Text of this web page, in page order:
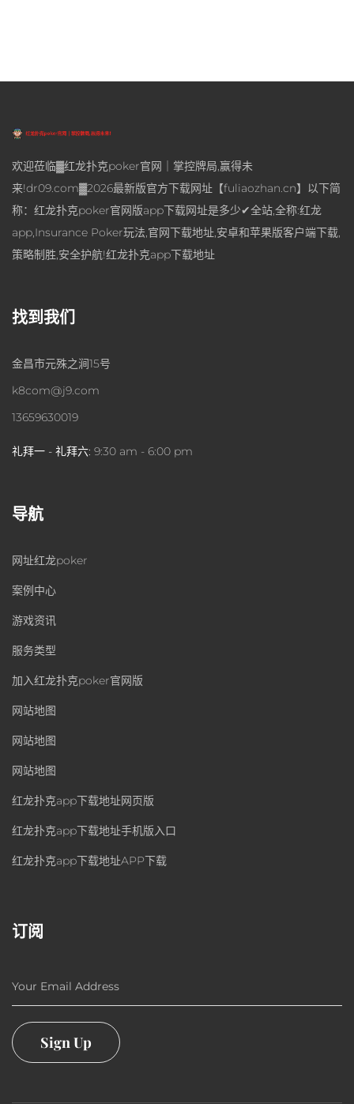
欢迎莅临▓红龙扑克poker官网｜掌控牌局,赢得未
来!dr09.com▓2026最新版官方下载网址【fuliaozhan.cn】以下简
称：红龙扑克poker官网版app下载网址是多少✔全站,全称:红龙
app,Insurance Poker玩法,官网下载地址,安卓和苹果版客户端下载,
策略制胜,安全护航!红龙扑克app下载地址
找到我们
金昌市元殊之涧15号
k8com@j9.com
13659630019
礼拜一 - 礼拜六: 9:30 am - 6:00 pm
导航
网址红龙poker
案例中心
游戏资讯
服务类型
加入红龙扑克poker官网版
网站地图
网站地图
网站地图
红龙扑克app下载地址网页版
红龙扑克app下载地址手机版入口
红龙扑克app下载地址APP下载
订阅
Your Email Address
Sign Up